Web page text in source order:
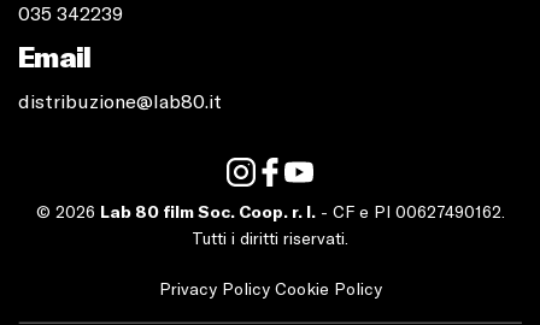
035 342239
Email
distribuzione@lab80.it
© 2026 Lab 80 film Soc. Coop. r. l.- CF e PI 00627490162.
Tutti i diritti riservati.
Privacy Policy Cookie Policy